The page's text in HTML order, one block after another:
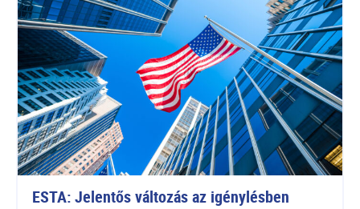
ESTA: Jelentős változás az igénylésben